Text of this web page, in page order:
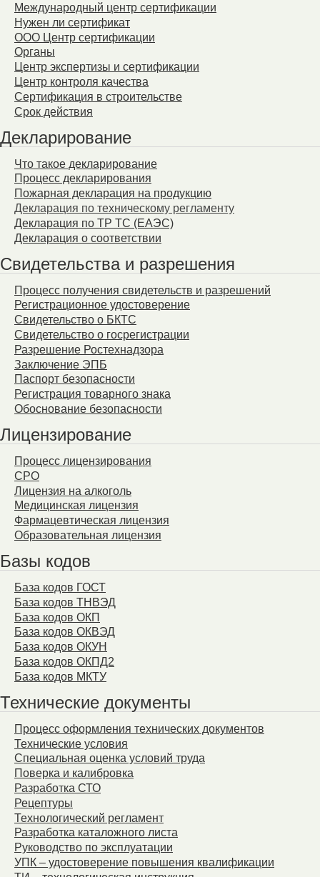
Международный центр сертификации
Нужен ли сертификат
ООО Центр сертификации
Органы
Центр экспертизы и сертификации
Центр контроля качества
Сертификация в строительстве
Срок действия
Декларирование
Что такое декларирование
Процесс декларирования
Пожарная декларация на продукцию
Декларация по техническому регламенту
Декларация по ТР ТС (ЕАЭС)
Декларация о соответствии
Свидетельства и разрешения
Процесс получения свидетельств и разрешений
Регистрационное удостоверение
Свидетельство о БКТС
Свидетельство о госрегистрации
Разрешение Ростехнадзора
Заключение ЭПБ
Паспорт безопасности
Регистрация товарного знака
Обоснование безопасности
Лицензирование
Процесс лицензирования
СРО
Лицензия на алкоголь
Медицинская лицензия
Фармацевтическая лицензия
Образовательная лицензия
Базы кодов
База кодов ГОСТ
База кодов ТНВЭД
База кодов ОКП
База кодов ОКВЭД
База кодов ОКУН
База кодов ОКПД2
База кодов МКТУ
Технические документы
Процесс оформления технических документов
Технические условия
Специальная оценка условий труда
Поверка и калибровка
Разработка СТО
Рецептуры
Технологический регламент
Разработка каталожного листа
Руководство по эксплуатации
УПК – удостоверение повышения квалификации